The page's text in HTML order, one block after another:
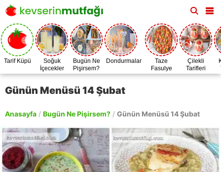
Tarif Küpü
Soğuk
İçecekler
Bugün Ne
Pişirsem?
Dondurmalar
Taze
Fasulye
Zamanı
Çilekli
Tarifleri
Günün Menüsü 14 Şubat
Anasayfa / Bugün Ne Pişirsem? / Günün Menüsü 14 Şubat